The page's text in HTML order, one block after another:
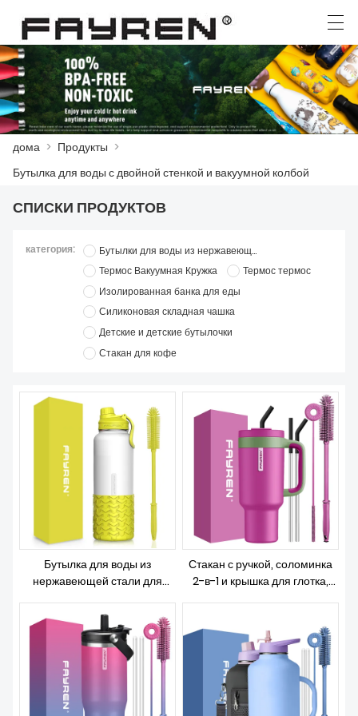
ДОМА
СВЯЖИТЕСЬ С НАМИ
العربية Deutsch Ελληνική γλώσσα English
дома > Продукты >
Бутылка для воды с двойной стенкой и вакуумной колбой
СПИСКИ ПРОДУКТОВ
категория:
Бутылки для воды из нержавеющей стали
Термос Вакуумная Кружка
Термос термос
Изолированная банка для еды
Силиконовая складная чашка
Детские и детские бутылочки
Стакан для кофе
Бутылка для воды из
нержавеющей стали для
силиконовые рукава —
спортивная бутылка для воды
с двойной стенкой и
вакуумной изоляцией, без
Стакан с ручкой, соломинка
2-в-1 и крышка для глотка,
изолированная дорожная
кофейная кружка из
нержавеющей стали,
сохраняет холод в течение
34 часов